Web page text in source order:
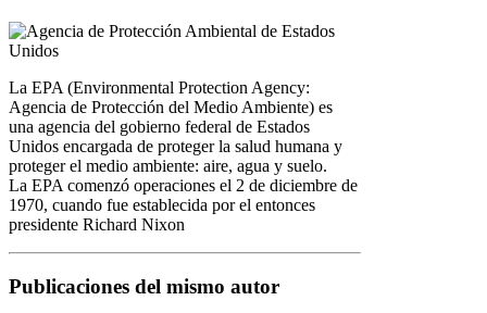
La EPA (Environmental Protection Agency:
Agencia de Protección del Medio Ambiente) es
una agencia del gobierno federal de Estados
Unidos encargada de proteger la salud humana y
proteger el medio ambiente: aire, agua y suelo.
La EPA comenzó operaciones el 2 de diciembre de
1970, cuando fue establecida por el entonces
presidente Richard Nixon
Publicaciones del mismo autor